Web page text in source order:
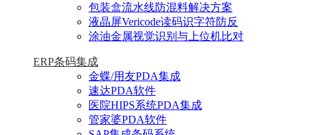
包装盒流水线防混料解决方案
液晶屏Vericode读码识字符防反
涂油金属视觉识别与上位机比对
ERP条码集成
金蝶/用友PDA集成
速达PDA软件
医院HIPS系统PDA集成
管家婆PDA软件